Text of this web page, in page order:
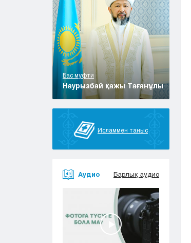
Бас муфти
Наурызбай қажы Тағанұлы
Исламмен таныс
Аудио Барлық аудио